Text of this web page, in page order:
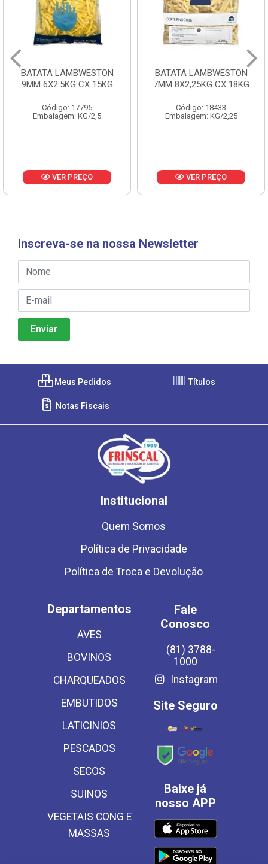
BATATA LAMBWESTON
9MM 6X2.5KG CX 15KG
Código: 17795
Embalagem: KG/2,5
VER PREÇO
BATATA LAMBWESTON
7MM 8X2,25KG CX 18KG
Código: 18433
Embalagem: KG/2,25
VER PREÇO
Inscreva-se na nossa Newsletter
Meus Pedidos Títulos
Notas Fiscais
Institucional
Quem Somos
Política de Privacidade
Política de Troca e Devolução
Departamentos
AVES
BOVINOS
CHARQUEADOS
EMBUTIDOS
LATICINIOS
PESCADOS
SECOS
SUINOS
VEGETAIS CONG E
MASSAS
Fale
Conosco
(81) 3788-
1000
Instagram
Site Seguro
Baixe já
nosso APP